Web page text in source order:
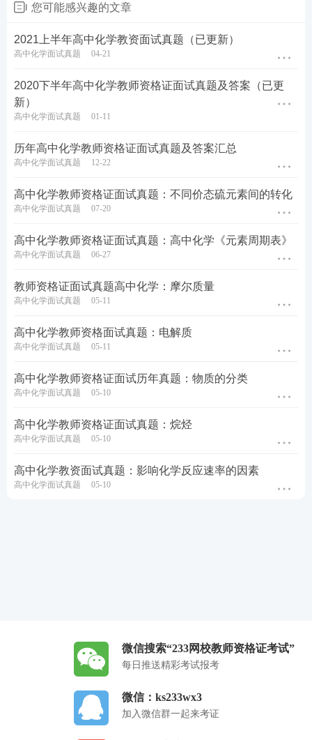
您可能感兴趣的文章
2021上半年高中化学教资面试真题（已更新）
高中化学面试真题 04-21
2020下半年高中化学教师资格证面试真题及答案（已更
新）
高中化学面试真题 01-11
历年高中化学教师资格证面试真题及答案汇总
高中化学面试真题 12-22
高中化学教师资格证面试真题：不同价态硫元素间的转化
高中化学面试真题 07-20
高中化学教师资格证面试真题：高中化学《元素周期表》
高中化学面试真题 06-27
教师资格证面试真题高中化学：摩尔质量
高中化学面试真题 05-11
高中化学教师资格面试真题：电解质
高中化学面试真题 05-11
高中化学教师资格证面试历年真题：物质的分类
高中化学面试真题 05-10
高中化学教师资格证面试真题：烷烃
高中化学面试真题 05-10
高中化学教资面试真题：影响化学反应速率的因素
高中化学面试真题 05-10
微信搜索“233网校教师资格证考试”
每日推送精彩考试报考
微信：ks233wx3
加入微信群一起来考证